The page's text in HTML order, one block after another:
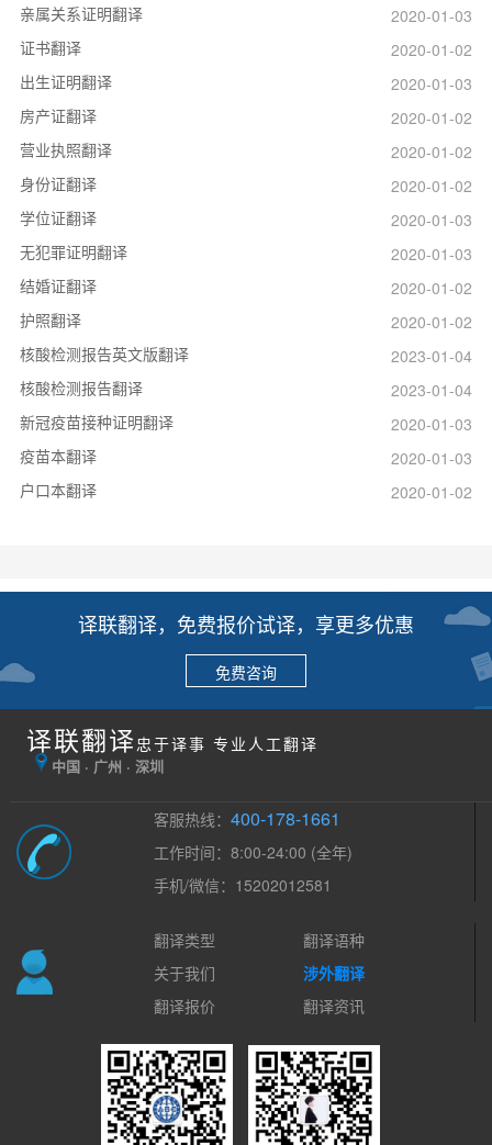
亲属关系证明翻译
2020-01-03
证书翻译
2020-01-02
出生证明翻译
2020-01-03
房产证翻译
2020-01-02
营业执照翻译
2020-01-02
身份证翻译
2020-01-02
学位证翻译
2020-01-03
无犯罪证明翻译
2020-01-03
结婚证翻译
2020-01-02
护照翻译
2020-01-02
核酸检测报告英文版翻译
2023-01-04
核酸检测报告翻译
2023-01-04
新冠疫苗接种证明翻译
2020-01-03
疫苗本翻译
2020-01-03
户口本翻译
2020-01-02
译联翻译，免费报价试译，享更多优惠
免费咨询
译联翻译 忠于译事 专业人工翻译
中国 · 广州 · 深圳
客服热线：400-178-1661
工作时间：8:00-24:00 (全年)
手机/微信：15202012581
翻译类型
翻译语种
关于我们
涉外翻译
翻译报价
翻译资讯